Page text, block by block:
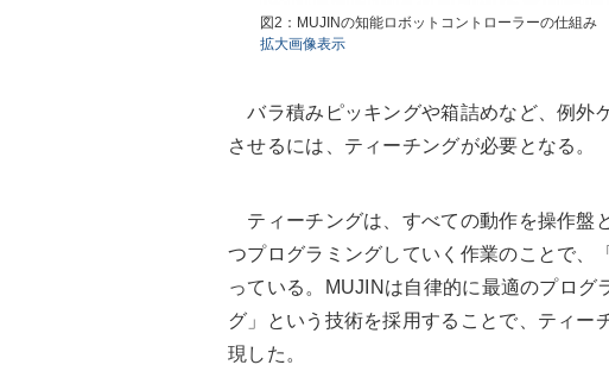
図2：MUJINの知能ロボットコントローラーの仕組み
拡大画像表示
バラ積みピッキングや箱詰めなど、例外
させるには、ティーチングが必要となる。
ティーチングは、すべての動作を操作盤
つプログラミングしていく作業のことで、
っている。MUJINは自律的に最適のプログ
グ」という技術を採用することで、ティー
現した。